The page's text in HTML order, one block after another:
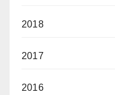
2018
2017
2016